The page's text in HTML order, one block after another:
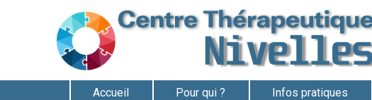
Accueil Pour qui ? Infos pratiques